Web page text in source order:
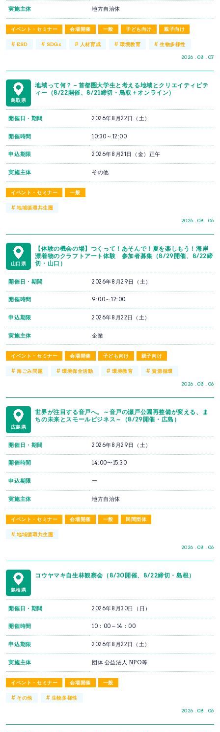
イベント・セミナー 会場開催 一般 子ども向け 親子向け
2026 . 08 . 07
実施主体 地方自治体
#ESD # SDGs # 人材育成 # 環境教育 #生物多様性
鳥取県
地域って何？－首都圏大学生と考える地域とクリエイティビテ
ィー（8/22開催、8/21締切・鳥取＋オンライン）
イベント・セミナー 一般
2026 . 08 . 06
開催日・期間 2026年8月22日（土）
開催時間 10:30～12:00
申込期限 2026年8月21日（金）正午
実施主体 その他
#地域循環共生圏
山口県
【体験の機会の場】つくって！あそんで！夏を楽しもう！海岸
漂着物のクラフトアート体験 参加者募集（8/29開催、8/22締
切・山口）
イベント・セミナー 会場開催 子ども向け 親子向け
2026 . 08 . 06
開催日・期間 2026年8月29日（土）
開催時間 9:00～12:00
申込期限 2026年8月22日（土）
実施主体 企業
#海ごみ問題 # 環境保全活動 #環境教育 #資源循環
広島県
世界が注目する音戸へ。～音戸の瀬戸公園再整備が変える、ま
ちの未来とスモールビジネス～（8/29開催・広島）
イベント・セミナー 会場開催 一般 民間団体
2026 . 08 . 06
開催日・期間 2026年8月29日（土）
開催時間 14:00〜15:30
申込期限 ー
実施主体 地方自治体
#地域循環共生圏
島根県
コウヤマキ自生林観察会（8/30開催、8/22締切・島根）
イベント・セミナー 会場開催 一般
2026 . 08 . 06
開催日・期間 2026年8月30日（日）
開催時間 10：00～14：00
申込期限 2026年8月22日（土）
実施主体 団体 公益法人 NPO等
#その他 # 生物多様性